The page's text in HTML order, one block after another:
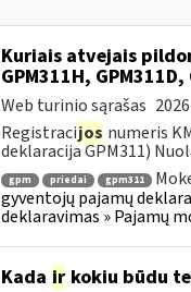
Kuriais atvejais
GPM311H,
Web turinio sąrašas
Registracijos numeris
deklaracija GPM311)
gpm priedai gpm311
gyventojų pajamų
deklaravimas » Pajamų
Kada irkokiu būdu